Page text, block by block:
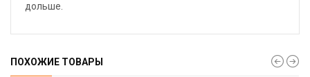
дольше.
ПОХОЖИЕ ТОВАРЫ